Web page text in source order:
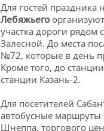
Для гостей праздника
Лебяжьего
участка дороги рядом
Залесной. До места
№72, которые в день
Кроме того, до
станции Казань-2.
Для посетителей
автобусные
Шнеппа, торгового